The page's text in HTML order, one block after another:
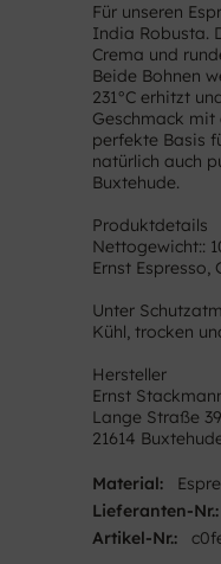
Für unseren
India Robusta.
Crema und
Beide Bohnen
231°C erhitzt
Geschmack mit
perfekte Basis
natürlich auch
Buxtehude.
Produktdetails
Nettogewicht::
Ernst Espresso,
Unter
Kühl, trocken
Hersteller
Ernst
Lange Straße
21614
Material:
Lieferanten-Nr.:
Artikel-Nr.: